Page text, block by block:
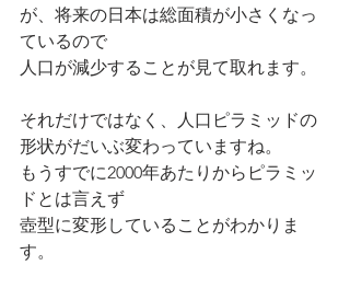
が、将来の日本は総面積が小さくなっ
ているので
人口が減少することが見て取れます。
それだけではなく、人口ピラミッドの
形状がだいぶ変わっていますね。
もうすでに2000年あたりからピラミッ
ドとは言えず
壺型に変形していることがわかりま
す。